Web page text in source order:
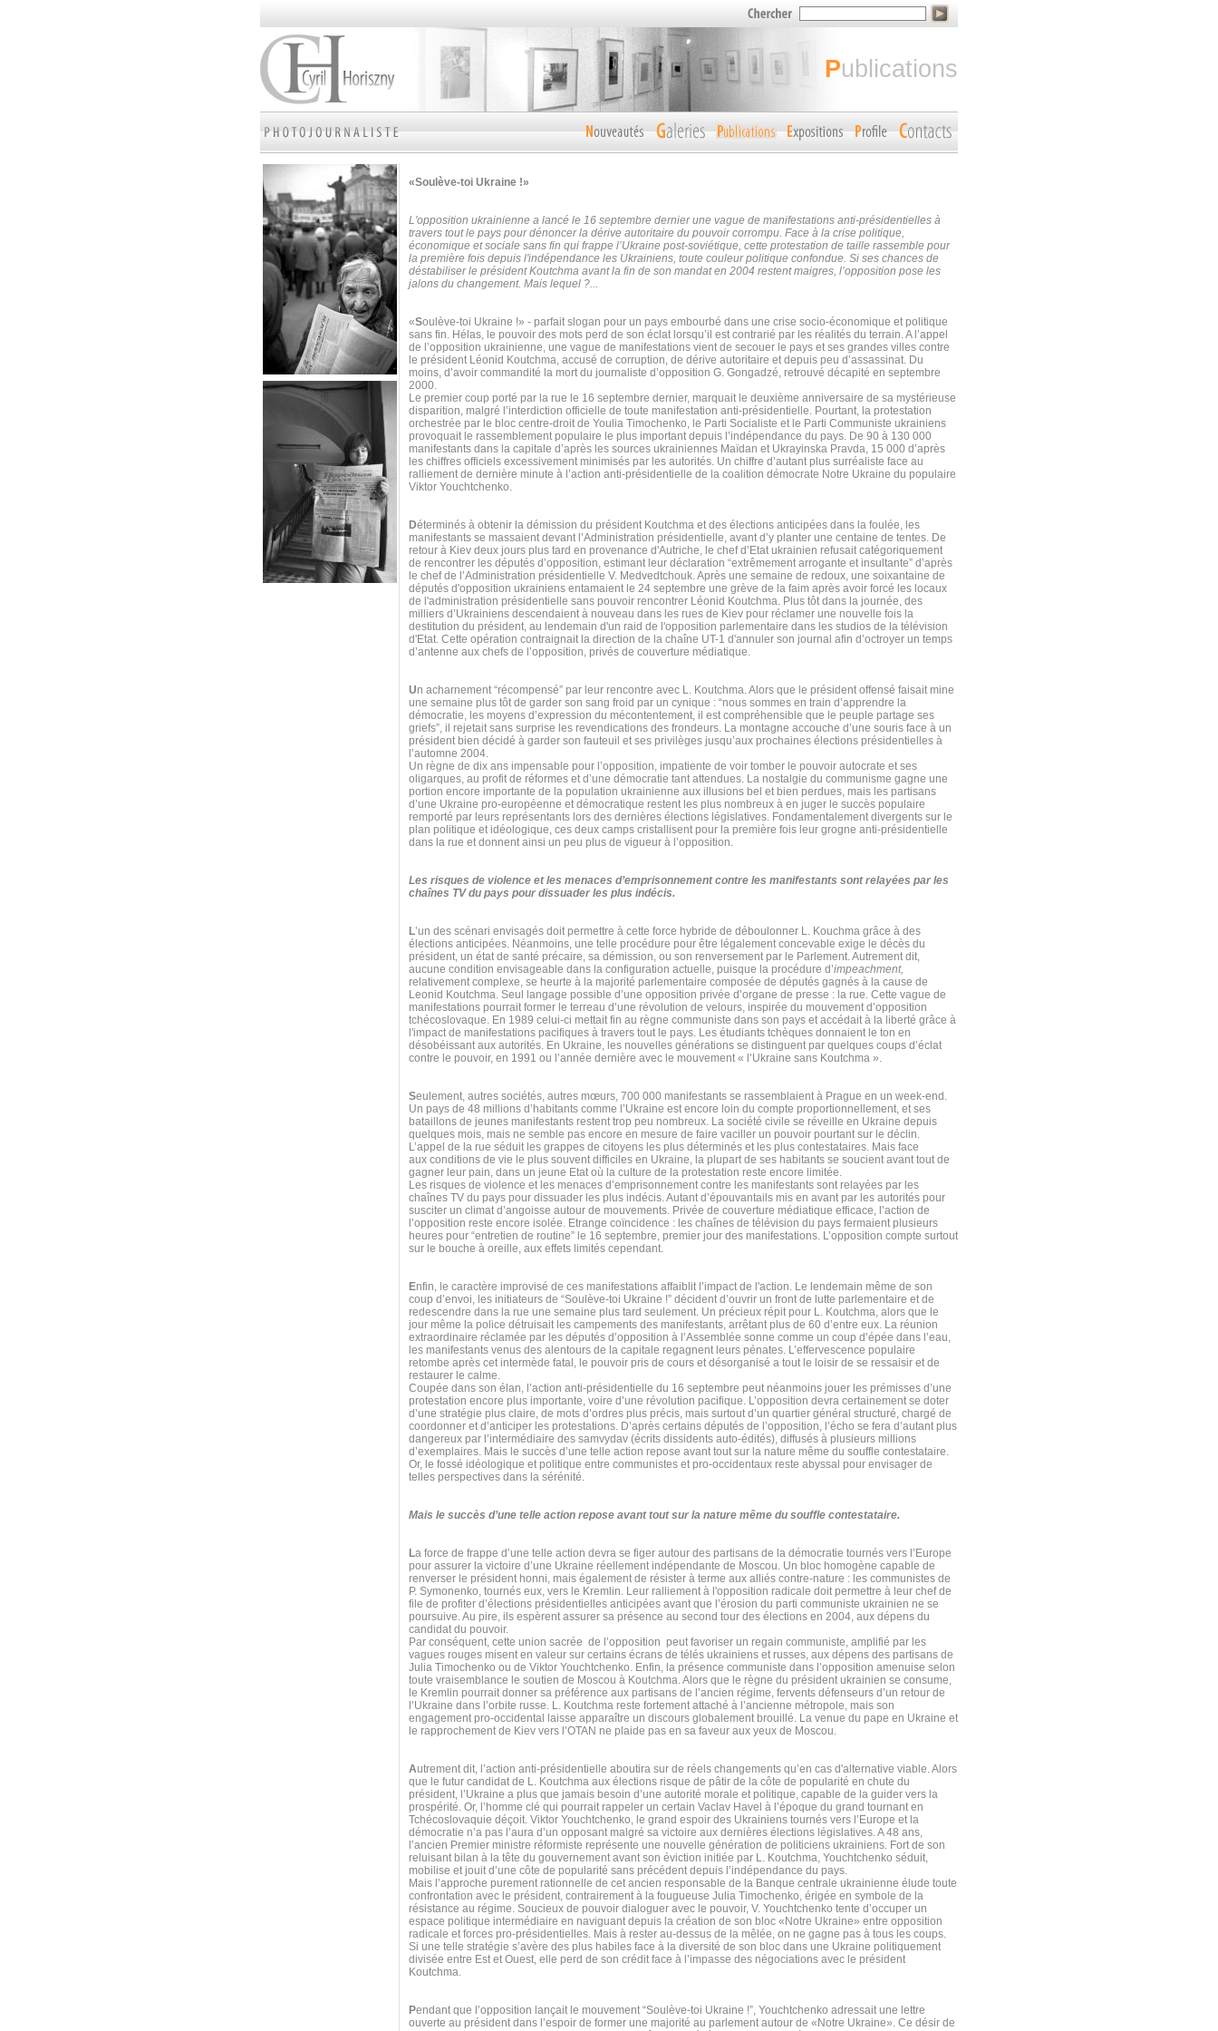
publications
«Soulève-toi Ukraine !»
L'opposition ukrainienne a lancé le 16 septembre dernier une vague de manifestations anti-présidentielles à
travers tout le pays pour dénoncer la dérive autoritaire du pouvoir corrompu. Face à la crise politique,
économique et sociale sans fin qui frappe l’Ukraine post-soviétique, cette protestation de taille rassemble pour
la première fois depuis l'indépendance les Ukrainiens, toute couleur politique confondue. Si ses chances de
déstabiliser le président Koutchma avant la fin de son mandat en 2004 restent maigres, l’opposition pose les
jalons du changement. Mais lequel ?...
«Soulève-toi Ukraine !» - parfait slogan pour un pays embourbé dans une crise socio-économique et politique
sans fin. Hélas, le pouvoir des mots perd de son éclat lorsqu’il est contrarié par les réalités du terrain. A l’appel
de l’opposition ukrainienne, une vague de manifestations vient de secouer le pays et ses grandes villes contre
le président Léonid Koutchma, accusé de corruption, de dérive autoritaire et depuis peu d’assassinat. Du
moins, d’avoir commandité la mort du journaliste d’opposition G. Gongadzé, retrouvé décapité en septembre
2000.
Le premier coup porté par la rue le 16 septembre dernier, marquait le deuxième anniversaire de sa mystérieuse
disparition, malgré l’interdiction officielle de toute manifestation anti-présidentielle. Pourtant, la protestation
orchestrée par le bloc centre-droit de Youlia Timochenko, le Parti Socialiste et le Parti Communiste ukrainiens
provoquait le rassemblement populaire le plus important depuis l’indépendance du pays. De 90 à 130 000
manifestants dans la capitale d’après les sources ukrainiennes Maïdan et Ukrayinska Pravda, 15 000 d’après
les chiffres officiels excessivement minimisés par les autorités. Un chiffre d’autant plus surréaliste face au
ralliement de dernière minute à l’action anti-présidentielle de la coalition démocrate Notre Ukraine du populaire
Viktor Youchtchenko.
Déterminés à obtenir la démission du président Koutchma et des élections anticipées dans la foulée, les
manifestants se massaient devant l’Administration présidentielle, avant d’y planter une centaine de tentes. De
retour à Kiev deux jours plus tard en provenance d'Autriche, le chef d’Etat ukrainien refusait catégoriquement
de rencontrer les députés d’opposition, estimant leur déclaration “extrêmement arrogante et insultante” d’après
le chef de l’Administration présidentielle V. Medvedtchouk. Après une semaine de redoux, une soixantaine de
députés d'opposition ukrainiens entamaient le 24 septembre une grève de la faim après avoir forcé les locaux
de l'administration présidentielle sans pouvoir rencontrer Léonid Koutchma. Plus tôt dans la journée, des
milliers d’Ukrainiens descendaient à nouveau dans les rues de Kiev pour réclamer une nouvelle fois la
destitution du président, au lendemain d'un raid de l'opposition parlementaire dans les studios de la télévision
d'Etat. Cette opération contraignait la direction de la chaîne UT-1 d'annuler son journal afin d’octroyer un temps
d’antenne aux chefs de l’opposition, privés de couverture médiatique.
Un acharnement “récompensé” par leur rencontre avec L. Koutchma. Alors que le président offensé faisait mine
une semaine plus tôt de garder son sang froid par un cynique : “nous sommes en train d’apprendre la
démocratie, les moyens d’expression du mécontentement, il est compréhensible que le peuple partage ses
griefs”, il rejetait sans surprise les revendications des frondeurs. La montagne accouche d’une souris face à un
président bien décidé à garder son fauteuil et ses privilèges jusqu’aux prochaines élections présidentielles à
l’automne 2004.
Un règne de dix ans impensable pour l’opposition, impatiente de voir tomber le pouvoir autocrate et ses
oligarques, au profit de réformes et d’une démocratie tant attendues. La nostalgie du communisme gagne une
portion encore importante de la population ukrainienne aux illusions bel et bien perdues, mais les partisans
d’une Ukraine pro-européenne et démocratique restent les plus nombreux à en juger le succès populaire
remporté par leurs représentants lors des dernières élections législatives. Fondamentalement divergents sur le
plan politique et idéologique, ces deux camps cristallisent pour la première fois leur grogne anti-présidentielle
dans la rue et donnent ainsi un peu plus de vigueur à l’opposition.
Les risques de violence et les menaces d’emprisonnement contre les manifestants sont relayées par les
chaînes TV du pays pour dissuader les plus indécis.
L’un des scénari envisagés doit permettre à cette force hybride de déboulonner L. Kouchma grâce à des
élections anticipées. Néanmoins, une telle procédure pour être légalement concevable exige le décès du
président, un état de santé précaire, sa démission, ou son renversement par le Parlement. Autrement dit,
aucune condition envisageable dans la configuration actuelle, puisque la procédure d’impeachment,
relativement complexe, se heurte à la majorité parlementaire composée de députés gagnés à la cause de
Leonid Koutchma. Seul langage possible d’une opposition privée d’organe de presse : la rue. Cette vague de
manifestations pourrait former le terreau d’une révolution de velours, inspirée du mouvement d’opposition
tchécoslovaque. En 1989 celui-ci mettait fin au règne communiste dans son pays et accédait à la liberté grâce à
l'impact de manifestations pacifiques à travers tout le pays. Les étudiants tchèques donnaient le ton en
désobéissant aux autorités. En Ukraine, les nouvelles générations se distinguent par quelques coups d’éclat
contre le pouvoir, en 1991 ou l’année dernière avec le mouvement « l’Ukraine sans Koutchma ».
Seulement, autres sociétés, autres mœurs, 700 000 manifestants se rassemblaient à Prague en un week-end.
Un pays de 48 millions d’habitants comme l’Ukraine est encore loin du compte proportionnellement, et ses
bataillons de jeunes manifestants restent trop peu nombreux. La société civile se réveille en Ukraine depuis
quelques mois, mais ne semble pas encore en mesure de faire vaciller un pouvoir pourtant sur le déclin.
L’appel de la rue séduit les grappes de citoyens les plus déterminés et les plus contestataires. Mais face
aux conditions de vie le plus souvent difficiles en Ukraine, la plupart de ses habitants se soucient avant tout de
gagner leur pain, dans un jeune Etat où la culture de la protestation reste encore limitée.
Les risques de violence et les menaces d’emprisonnement contre les manifestants sont relayées par les
chaînes TV du pays pour dissuader les plus indécis. Autant d’épouvantails mis en avant par les autorités pour
susciter un climat d’angoisse autour de mouvements. Privée de couverture médiatique efficace, l’action de
l’opposition reste encore isolée. Etrange coïncidence : les chaînes de télévision du pays fermaient plusieurs
heures pour “entretien de routine” le 16 septembre, premier jour des manifestations. L’opposition compte surtout
sur le bouche à oreille, aux effets limités cependant.
Enfin, le caractère improvisé de ces manifestations affaiblit l’impact de l'action. Le lendemain même de son
coup d’envoi, les initiateurs de “Soulève-toi Ukraine !” décident d’ouvrir un front de lutte parlementaire et de
redescendre dans la rue une semaine plus tard seulement. Un précieux répit pour L. Koutchma, alors que le
jour même la police détruisait les campements des manifestants, arrêtant plus de 60 d’entre eux. La réunion
extraordinaire réclamée par les députés d’opposition à l’Assemblée sonne comme un coup d’épée dans l’eau,
les manifestants venus des alentours de la capitale regagnent leurs pénates. L’effervescence populaire
retombe après cet intermède fatal, le pouvoir pris de cours et désorganisé a tout le loisir de se ressaisir et de
restaurer le calme.
Coupée dans son élan, l’action anti-présidentielle du 16 septembre peut néanmoins jouer les prémisses d’une
protestation encore plus importante, voire d’une révolution pacifique. L’opposition devra certainement se doter
d’une stratégie plus claire, de mots d’ordres plus précis, mais surtout d’un quartier général structuré, chargé de
coordonner et d’anticiper les protestations. D’après certains députés de l’opposition, l’écho se fera d’autant plus
dangereux par l’intermédiaire des samvydav (écrits dissidents auto-édités), diffusés à plusieurs millions
d’exemplaires. Mais le succès d’une telle action repose avant tout sur la nature même du souffle contestataire.
Or, le fossé idéologique et politique entre communistes et pro-occidentaux reste abyssal pour envisager de
telles perspectives dans la sérénité.
Mais le succès d’une telle action repose avant tout sur la nature même du souffle contestataire.
La force de frappe d’une telle action devra se figer autour des partisans de la démocratie tournés vers l’Europe
pour assurer la victoire d’une Ukraine réellement indépendante de Moscou. Un bloc homogène capable de
renverser le président honni, mais également de résister à terme aux alliés contre-nature : les communistes de
P. Symonenko, tournés eux, vers le Kremlin. Leur ralliement à l'opposition radicale doit permettre à leur chef de
file de profiter d’élections présidentielles anticipées avant que l’érosion du parti communiste ukrainien ne se
poursuive. Au pire, ils espèrent assurer sa présence au second tour des élections en 2004, aux dépens du
candidat du pouvoir.
Par conséquent, cette union sacrée de l’opposition peut favoriser un regain communiste, amplifié par les
vagues rouges misent en valeur sur certains écrans de télés ukrainiens et russes, aux dépens des partisans de
Julia Timochenko ou de Viktor Youchtchenko. Enfin, la présence communiste dans l’opposition amenuise selon
toute vraisemblance le soutien de Moscou à Koutchma. Alors que le règne du président ukrainien se consume,
le Kremlin pourrait donner sa préférence aux partisans de l’ancien régime, fervents défenseurs d’un retour de
l’Ukraine dans l’orbite russe. L. Koutchma reste fortement attaché à l’ancienne métropole, mais son
engagement pro-occidental laisse apparaître un discours globalement brouillé. La venue du pape en Ukraine et
le rapprochement de Kiev vers l’OTAN ne plaide pas en sa faveur aux yeux de Moscou.
Autrement dit, l’action anti-présidentielle aboutira sur de réels changements qu’en cas d'alternative viable. Alors
que le futur candidat de L. Koutchma aux élections risque de pâtir de la côte de popularité en chute du
président, l’Ukraine a plus que jamais besoin d’une autorité morale et politique, capable de la guider vers la
prospérité. Or, l’homme clé qui pourrait rappeler un certain Vaclav Havel à l’époque du grand tournant en
Tchécoslovaquie déçoit. Viktor Youchtchenko, le grand espoir des Ukrainiens tournés vers l’Europe et la
démocratie n’a pas l’aura d’un opposant malgré sa victoire aux dernières élections législatives. A 48 ans,
l’ancien Premier ministre réformiste représente une nouvelle génération de politiciens ukrainiens. Fort de son
reluisant bilan à la tête du gouvernement avant son éviction initiée par L. Koutchma, Youchtchenko séduit,
mobilise et jouit d’une côte de popularité sans précédent depuis l’indépendance du pays.
Mais l’approche purement rationnelle de cet ancien responsable de la Banque centrale ukrainienne élude toute
confrontation avec le président, contrairement à la fougueuse Julia Timochenko, érigée en symbole de la
résistance au régime. Soucieux de pouvoir dialoguer avec le pouvoir, V. Youchtchenko tente d’occuper un
espace politique intermédiaire en naviguant depuis la création de son bloc «Notre Ukraine» entre opposition
radicale et forces pro-présidentielles. Mais à rester au-dessus de la mêlée, on ne gagne pas à tous les coups.
Si une telle stratégie s’avère des plus habiles face à la diversité de son bloc dans une Ukraine politiquement
divisée entre Est et Ouest, elle perd de son crédit face à l’impasse des négociations avec le président
Koutchma.
Pendant que l’opposition lançait le mouvement “Soulève-toi Ukraine !”, Youchtchenko adressait une lettre
ouverte au président dans l’espoir de former une majorité au parlement autour de «Notre Ukraine». Ce désir de